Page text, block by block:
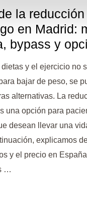
la reducción
en Madrid:
bypass y
y el ejercicio no
bajar de peso, se
alternativas. La
una opción para
desean llevar una
explicamos
y el precio en
…